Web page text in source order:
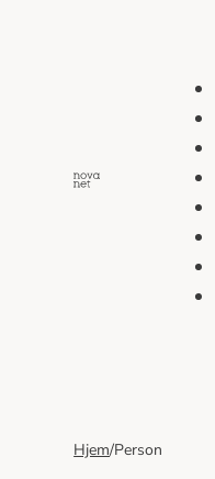
Hjem/Person